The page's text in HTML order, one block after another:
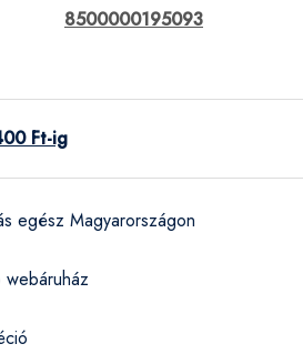
8500000195093
Ft-ig
egész Magyarországon